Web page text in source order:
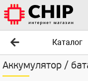
Каталог
Аккумулятор /